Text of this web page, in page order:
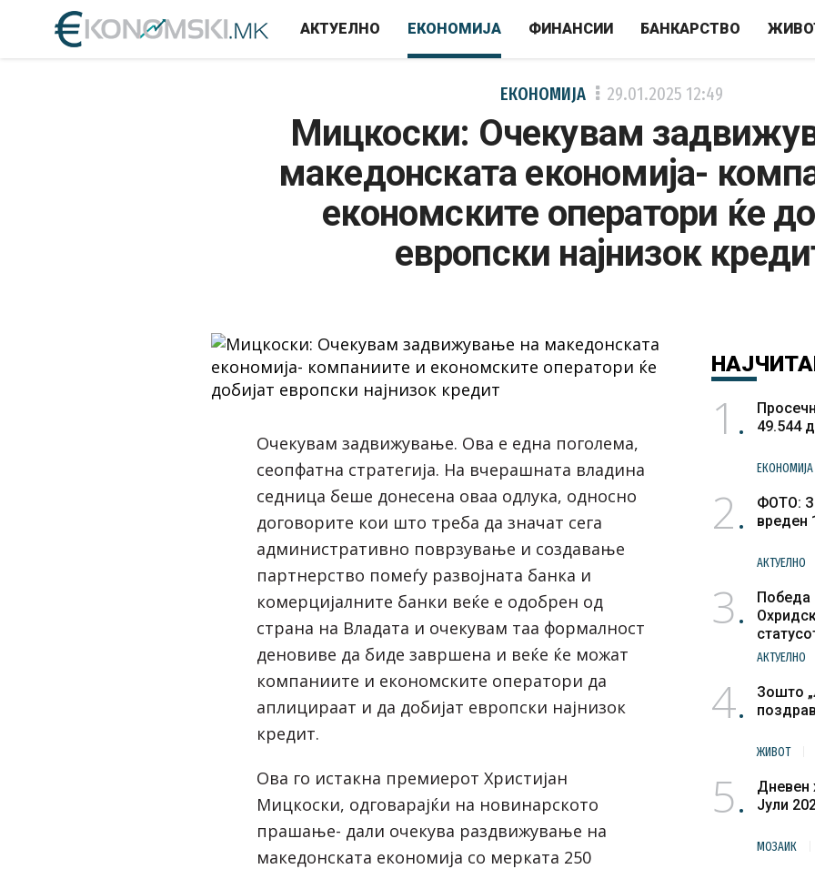
АКТУЕЛНО ЕКОНОМИЈА ФИНАНСИИ БАНКАРСТВО
ЕКОНОМИЈА 29.01.2025 12:49
Мицкоски: Очекувам
македонската економија-
економските оператори ќе
европски најнизок
Очекувам задвижување. Ова е една поголема,
сеопфатна стратегија. На вчерашната владина
седница беше донесена оваа одлука, односно
договорите кои што треба да значат сега
административно поврзување и создавање
партнерство помеѓу развојната банка и
комерцијалните банки веќе е одобрен од
страна на Владата и очекувам таа формалност
деновиве да биде завршена и веќе ќе можат
компаниите и економските оператори да
аплицираат и да добијат европски најнизок
кредит.
Ова го истакна премиерот Христијан
Мицкоски, одговарајќи на новинарското
прашање- дали очекува раздвижување на
македонската економија со мерката 250
1
49.544
ЕКОНОМИЈА
2
ФОТО:
вреден
АКТУЕЛНО
3
Победа
АКТУЕЛНО
4
Зошто
ЖИВОТ
5
Дневен
Јули
МОЗАИК